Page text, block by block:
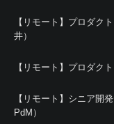
【リモート】プロダク
井）
【リモート】プロダク
【リモート】シニア開
PdM）